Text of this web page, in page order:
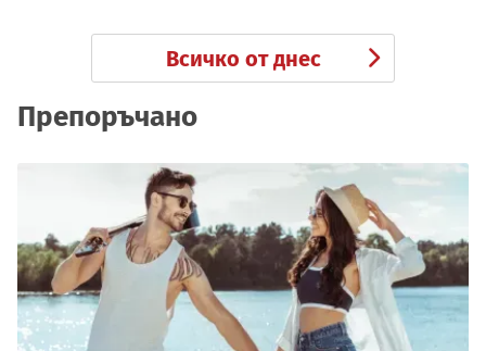
Всичко от днес
Препоръчано